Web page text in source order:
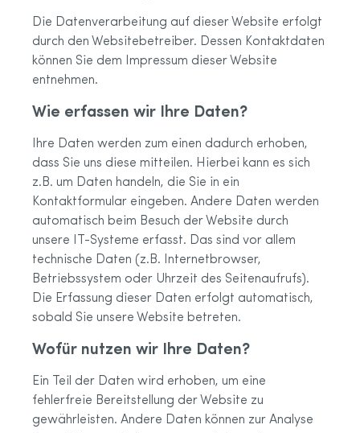
Die Datenverarbeitung auf dieser Website erfolgt
durch den Websitebetreiber. Dessen Kontaktdaten
können Sie dem Impressum dieser Website
entnehmen.
Wie erfassen wir Ihre Daten?
Ihre Daten werden zum einen dadurch erhoben,
dass Sie uns diese mitteilen. Hierbei kann es sich
z.B. um Daten handeln, die Sie in ein
Kontaktformular eingeben. Andere Daten werden
automatisch beim Besuch der Website durch
unsere IT-Systeme erfasst. Das sind vor allem
technische Daten (z.B. Internetbrowser,
Betriebssystem oder Uhrzeit des Seitenaufrufs).
Die Erfassung dieser Daten erfolgt automatisch,
sobald Sie unsere Website betreten.
Wofür nutzen wir Ihre Daten?
Ein Teil der Daten wird erhoben, um eine
fehlerfreie Bereitstellung der Website zu
gewährleisten. Andere Daten können zur Analyse